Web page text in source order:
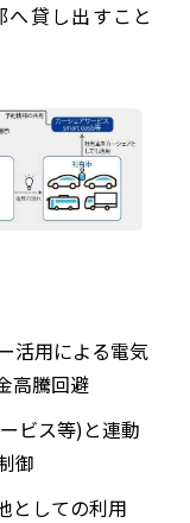
貸し出すこと
活用による電気
高騰回避
ビス等)と連動
御
としての利用